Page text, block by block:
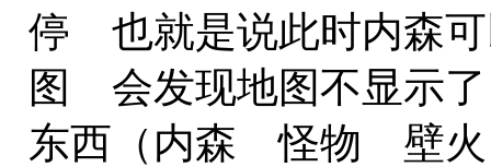
停 也就是说此时内森
图 会发现地图不显示
东西（内森 怪物 壁